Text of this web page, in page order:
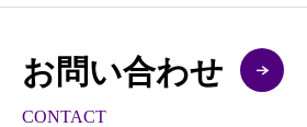
お問い合わせ
CONTACT